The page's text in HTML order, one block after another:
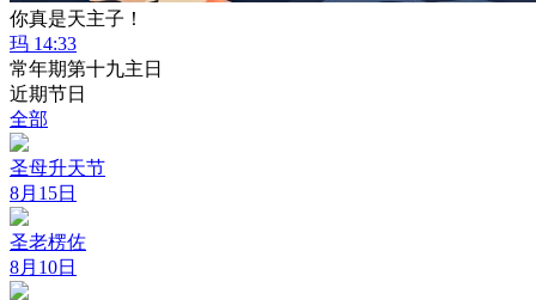
你真是天主子！
玛 14:33
常年期第十九主日
近期节日
全部
圣母升天节
8月15日
圣老楞佐
8月10日